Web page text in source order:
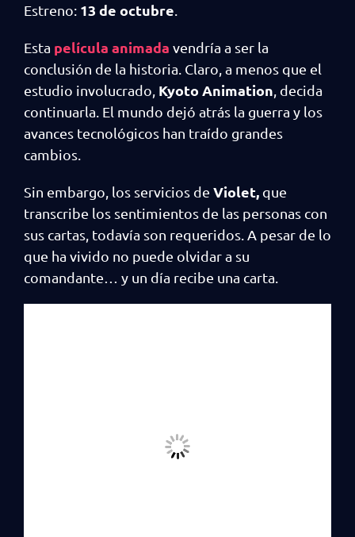
Estreno: 13 de octubre
Esta película animada vendría a ser la
conclusión de la historia. Claro, a menos que el
estudio involucrado, Kyoto Animation , decida
continuarla. El mundo dejó atrás la guerra y los
avances tecnológicos han traído grandes
cambios.
Sin embargo, los servicios de Violet, que
transcribe los sentimientos de las personas con
sus cartas, todavía son requeridos. A pesar de lo
que ha vivido no puede olvidar a su
comandante… y un día recibe una carta.